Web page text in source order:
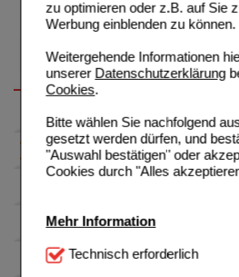
zu optimieren oder z.B. auf Sie
Werbung einblenden zu können.
Weitergehende Informationen
unserer Datenschutzerklärung
Cookies.
Bitte wählen Sie nachfolgend
gesetzt werden dürfen, und
"Auswahl bestätigen" oder
Cookies durch "Alles
Mehr Information
Technisch Notwendig:Hierbei
Technisch erforderlich